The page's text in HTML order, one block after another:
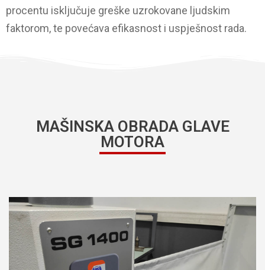
procentu isključuje greške uzrokovane ljudskim
faktorom, te povećava efikasnost i uspješnost rada.
MAŠINSKA OBRADA GLAVE
MOTORA